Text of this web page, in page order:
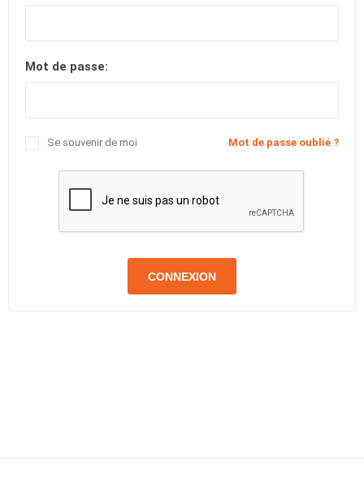
Mot de passe:
Mot de passe oublié ?
Se souvenir de moi
CONNEXION